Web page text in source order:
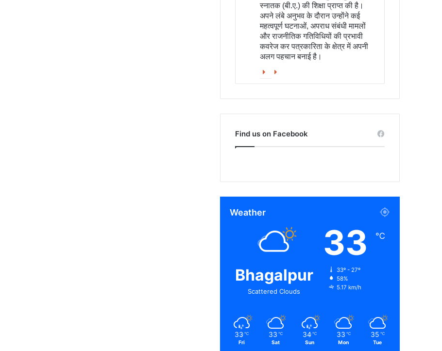
स्नातक (बी.ए.) की शिक्षा प्राप्त की है।
अपने लंबे अनुभव के दौरान उन्होंने कई
महत्वपूर्ण घटनाओं, अपराध संबंधी मामलों
और राजनीतिक गतिविधियों की प्रभावी
कवरेज कर पत्रकारिता के क्षेत्र में अपनी
अलग पहचान बनाई है।
Facebook
X
Find us on Facebook
Weather
Bhagalpur
Scattered Clouds
33 ℃
33º - 27º
58%
5.17 km/h
33 ℃
Fri
33 ℃
Sat
34 ℃
Sun
33 ℃
Mon
35 ℃
Tue